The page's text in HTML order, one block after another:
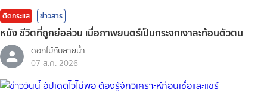
ติดกระแส ข่าวสาร
หนัง ชีวิตที่ถูกย่อส่วน เมื่อภาพยนตร์เป็นกระจกเงาสะท้อนตัวตน
ดอกไม้กับสายน้ำ
07 ส.ค. 2026